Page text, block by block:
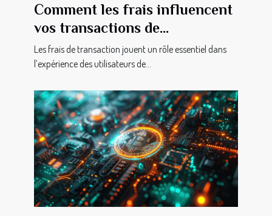
Comment les frais influencent
vos transactions de
cryptomonnaie ?
Les frais de transaction jouent un rôle essentiel dans
l’expérience des utilisateurs de...